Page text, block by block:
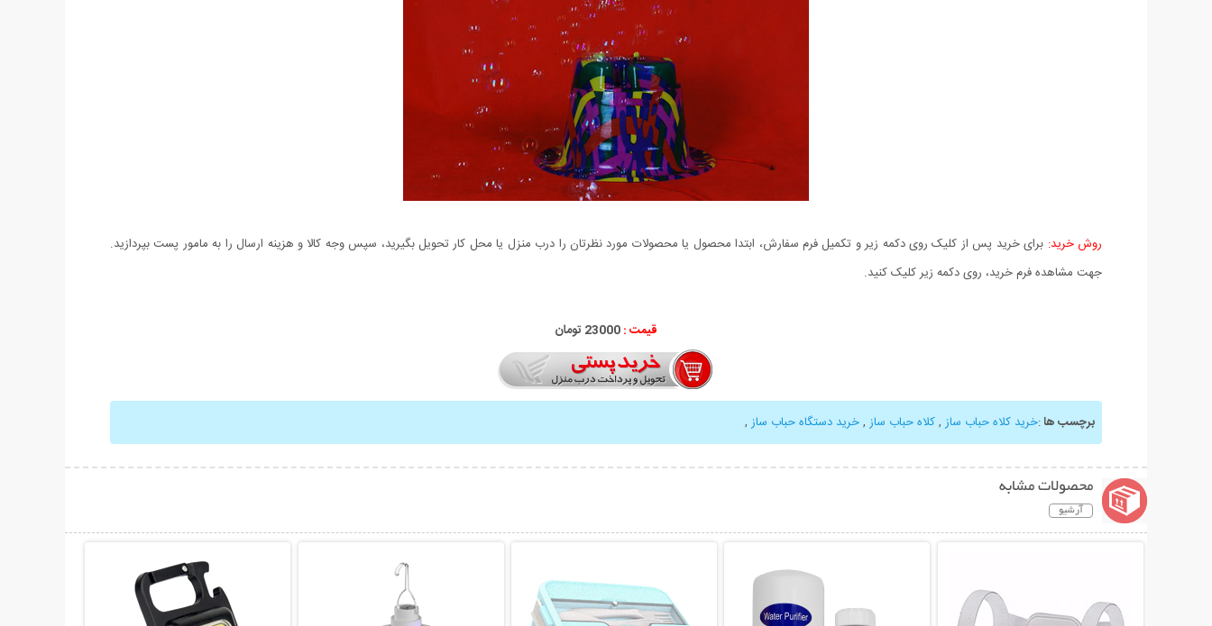
روش خرید: برای خرید پس از کلیک روی دکمه زیر و تکمیل فرم سفارش، ابتدا محصول یا محصولات مورد نظرتان را درب منزل یا محل کار تحویل بگیرید، سپس وجه کالا و هزینه ارسال را به مامور پست بپردازید.
جهت مشاهده فرم خرید، روی دکمه زیر کلیک کنید.
قیمت :23000 تومان
برچسب ها:خرید کلاه حباب ساز ,کلاه حباب ساز ,خرید دستگاه حباب ساز ,
محصولات مشابه
آرشیو
نمایش توضیحات بیشتر